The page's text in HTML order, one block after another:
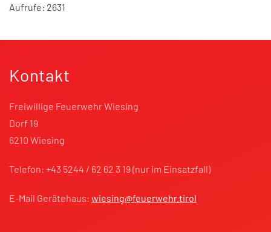
Aufrufe: 2631
Kontakt
Freiwillige Feuerwehr Wiesing
Dorf 19
6210 Wiesing
Telefon: +43 5244 / 62 62 3 19 (nur im Einsatzfall)
E-Mail Gerätehaus: wiesing@feuerwehr.tirol